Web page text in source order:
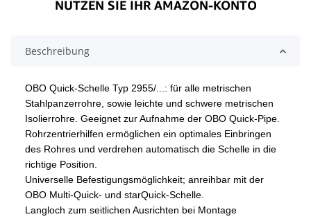
Beschreibung
OBO Quick-Schelle Typ 2955/...: für alle metrischen
Stahlpanzerrohre, sowie leichte und schwere metrischen
Isolierrohre. Geeignet zur Aufnahme der OBO Quick-Pipe.
Rohrzentrierhilfen ermöglichen ein optimales Einbringen
des Rohres und verdrehen automatisch die Schelle in die
richtige Position.
Universelle Befestigungsmöglichkeit; anreihbar mit der
OBO Multi-Quick- und starQuick-Schelle.
Langloch zum seitlichen Ausrichten bei Montage